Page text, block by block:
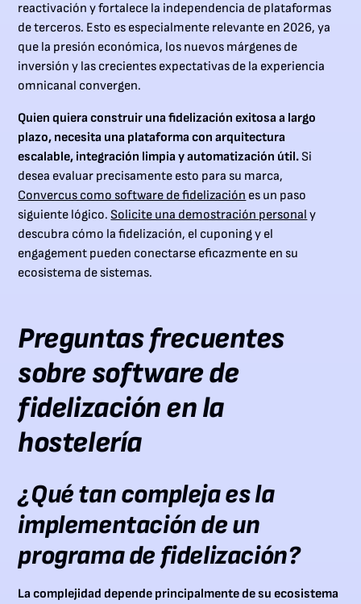
reactivación y fortalece la independencia de plataformas
de terceros. Esto es especialmente relevante en 2026, ya
que la presión económica, los nuevos márgenes de
inversión y las crecientes expectativas de la experiencia
omnicanal convergen.
Quien quiera construir una fidelización exitosa a largo
plazo, necesita una plataforma con arquitectura
escalable, integración limpia y automatización útil.Si
desea evaluar precisamente esto para su marca,
Convercus como software de fidelización es un paso
siguiente lógico.Solicite una demostración personal y
descubra cómo la fidelización, el cuponing y el
engagement pueden conectarse eficazmente en su
ecosistema de sistemas.
Preguntas frecuentes
sobre software de
fidelización en la
hostelería
¿Qué tan compleja es la
implementación de un
programa de fidelización?
La complejidad depende principalmente de su ecosistema